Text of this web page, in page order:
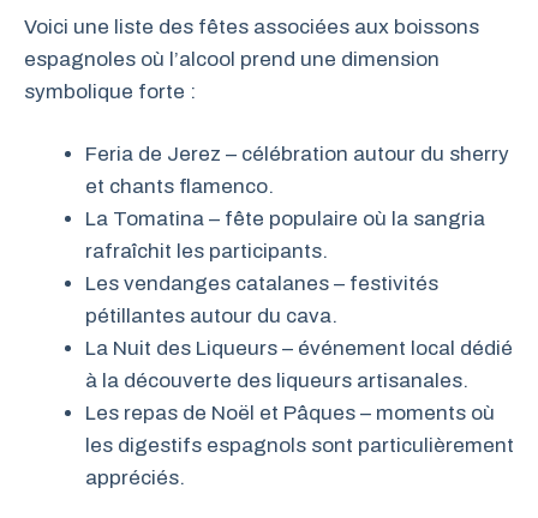
Voici une liste des fêtes associées aux boissons
espagnoles où l’alcool prend une dimension
symbolique forte :
Feria de Jerez – célébration autour du sherry
et chants flamenco.
La Tomatina – fête populaire où la sangria
rafraîchit les participants.
Les vendanges catalanes – festivités
pétillantes autour du cava.
La Nuit des Liqueurs – événement local dédié
à la découverte des liqueurs artisanales.
Les repas de Noël et Pâques – moments où
les digestifs espagnols sont particulièrement
appréciés.